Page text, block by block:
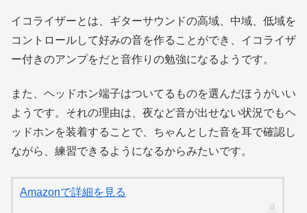
イコライザーとは、ギターサウンドの高域、中域、低域を
コントロールして好みの音を作ることができ、イコライザ
ー付きのアンプをだと音作りの勉強になるようです。
また、ヘッドホン端子はついてるものを選んだほうがいい
ようです。それの理由は、夜など音が出せない状況でもヘ
ッドホンを装着することで、ちゃんとした音を耳で確認し
ながら、練習できるようになるからみたいです。
Amazonで詳細を見る